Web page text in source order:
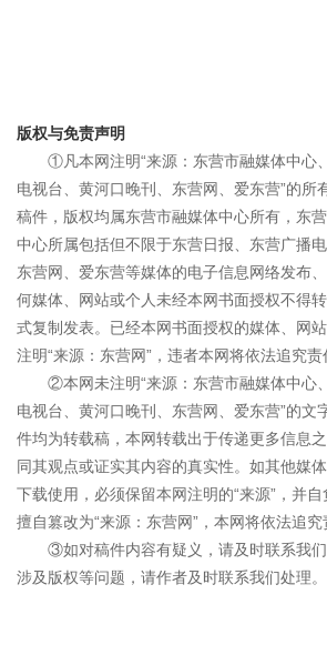
版权与免责声明
①凡本网注明“来源：东营市融媒体中心
电视台、黄河口晚刊、东营网、爱东营”的所
稿件，版权均属东营市融媒体中心所有，东
中心所属包括但不限于东营日报、东营广播电
东营网、爱东营等媒体的电子信息网络发布
何媒体、网站或个人未经本网书面授权不得
式复制发表。已经本网书面授权的媒体、网
注明“来源：东营网”，违者本网将依法追究责
②本网未注明“来源：东营市融媒体中心
电视台、黄河口晚刊、东营网、爱东营”的文
件均为转载稿，本网转载出于传递更多信息
同其观点或证实其内容的真实性。如其他媒
下载使用，必须保留本网注明的“来源”，并
擅自篡改为“来源：东营网”，本网将依法追究
③如对稿件内容有疑义，请及时联系我
涉及版权等问题，请作者及时联系我们处理。